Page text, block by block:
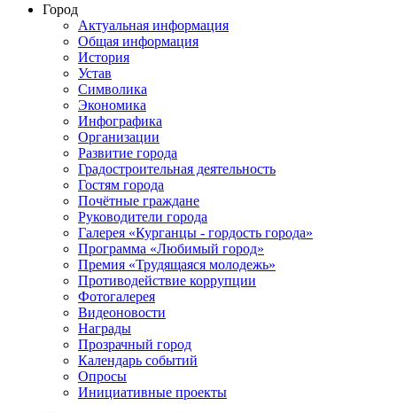
Город
Актуальная информация
Общая информация
История
Устав
Символика
Экономика
Инфографика
Организации
Развитие города
Градостроительная деятельность
Гостям города
Почётные граждане
Руководители города
Галерея «Курганцы - гордость города»
Программа «Любимый город»
Премия «Трудящаяся молодежь»
Противодействие коррупции
Фотогалерея
Видеоновости
Награды
Прозрачный город
Календарь событий
Опросы
Инициативные проекты